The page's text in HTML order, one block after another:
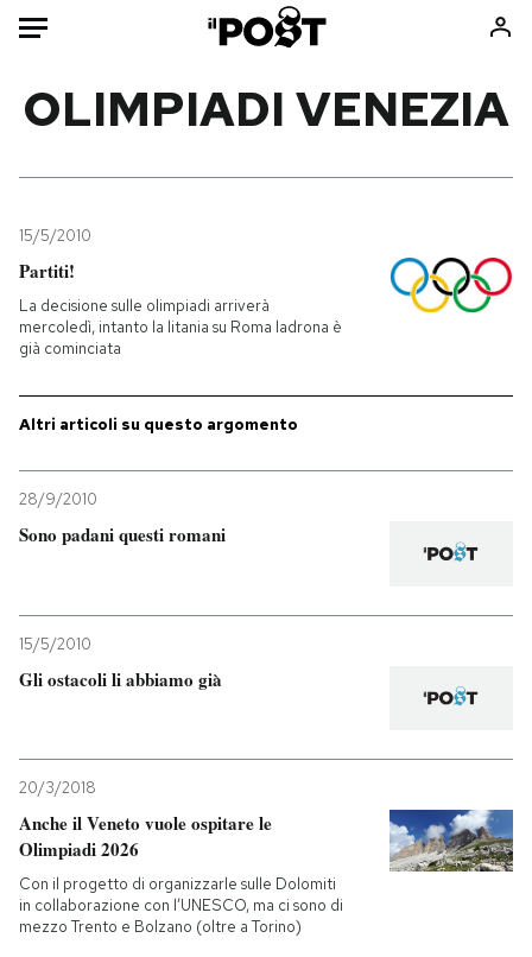
Mondo
Tecnologia
Internet
Sport
Consumismi
Ok Boomer!
Mondiali calcio 2026
NEWSLETTER
SHOP
CALENDARIO
OLIMPIADI VENEZIA
15/5/2010
Partiti!
La decisione sulle olimpiadi arriverà
mercoledì, intanto la litania su Roma ladrona è
già cominciata
Altri articoli su questo argomento
28/9/2010
Sono padani questi romani
15/5/2010
Gli ostacoli li abbiamo già
20/3/2018
Anche il Veneto vuole ospitare le
Olimpiadi 2026
Con il progetto di organizzarle sulle Dolomiti
in collaborazione con l’UNESCO, ma ci sono di
mezzo Trento e Bolzano (oltre a Torino)